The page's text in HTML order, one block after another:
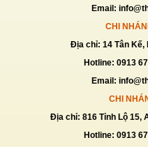
Email:
CHI
Địa chỉ: 14 Tân Kế,
Hotline: 0913
Email:
CHI
Địa chỉ: 816 Tỉnh Lộ 15,
Hotline: 0913